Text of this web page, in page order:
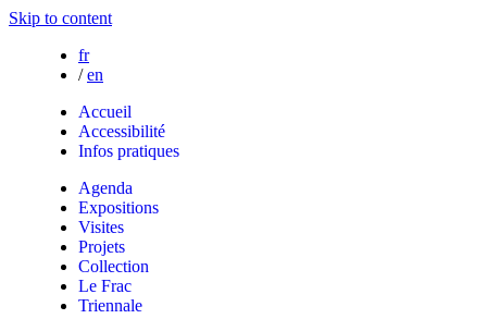
Skip to content
fr
/ en
Accueil
Accessibilité
Infos pratiques
Agenda
Expositions
Visites
Projets
Collection
Le Frac
Triennale